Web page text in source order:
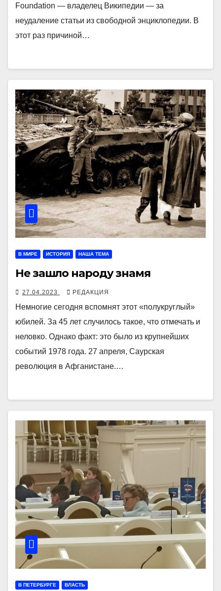
Foundation ― владелец Википедии ― за
неудаление статьи из свободной энциклопедии. В
этот раз причиной…
В МИРЕ ИСТОРИЯ НАША ТЕМА
Не зашло народу знамя
27.04.2023 РЕДАКЦИЯ
Немногие сегодня вспомнят этот «полукруглый»
юбилей. За 45 лет случилось такое, что отмечать и
неловко. Однако факт: это было из крупнейших
событий 1978 года. 27 апреля, Саурская
революция в Афганистане.…
В ПЕТЕРБУРГЕ ВЛАСТЬ